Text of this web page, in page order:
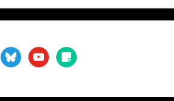
blueskyyoutubesticky-
note